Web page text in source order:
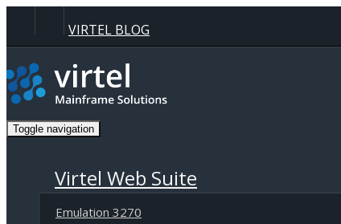
Panneau de gestion des cookies
VIRTEL BLOG
Toggle navigation
Virtel Web Suite
Emulation 3270